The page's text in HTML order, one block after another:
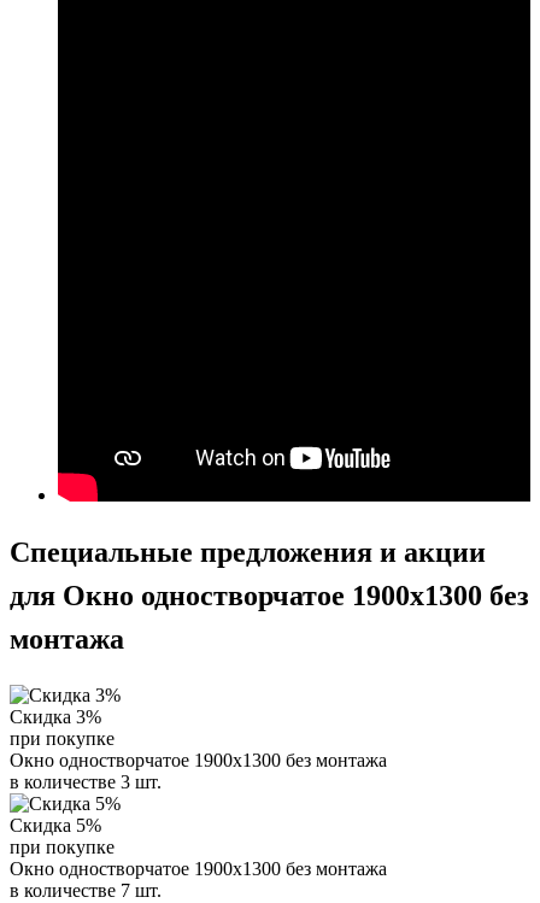
Специальные предложения и акции
для Окно одностворчатое 1900х1300 без
монтажа
Скидка 3%
при покупке
Окно одностворчатое 1900х1300 без монтажа
в количестве 3 шт.
Скидка 5%
при покупке
Окно одностворчатое 1900х1300 без монтажа
в количестве 7 шт.